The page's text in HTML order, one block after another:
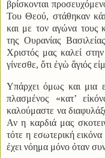
βρίσκονται
Του Θεού, στάθηκαν
και με τον αγώνα τους
της Ουρανίας
Χριστός μας καλεί στην
γίνεσθε, ὅτι ἐγὼ ἅγιός
Υπάρχει όμως και μια
πλασμένος «κατ’
καλούμαστε να
Αν η καρδιά μας
τότε η εσωτερική
έχει νόημα μόνο όταν